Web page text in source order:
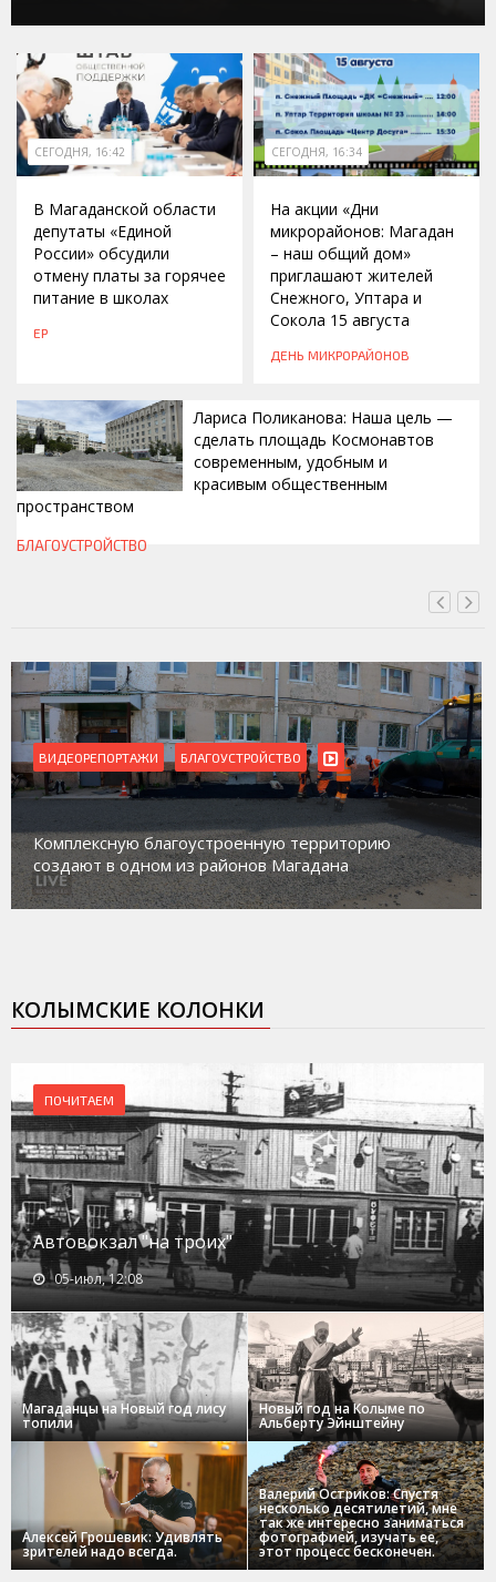
СЕГОДНЯ, 16:42
В Магаданской области
депутаты «Единой
России» обсудили
отмену платы за горячее
питание в школах
ЕР
СЕГОДНЯ, 16:34
На акции «Дни
микрорайонов: Магадан
– наш общий дом»
приглашают жителей
Снежного, Уптара и
Сокола 15 августа
ДЕНЬ МИКРОРАЙОНОВ
Лариса Поликанова: Наша цель —
сделать площадь Космонавтов
современным, удобным и
красивым общественным
пространством
БЛАГОУСТРОЙСТВО
ВИДЕОРЕПОРТАЖИ БЛАГОУСТРОЙСТВО
Комплексную благоустроенную территорию
создают в одном из районов Магадана
КОЛЫМСКИЕ КОЛОНКИ
ПОЧИТАЕМ
Автовокзал "на троих"
05-июл, 12:08
Магаданцы на Новый год лису
топили
Новый год на Колыме по
Альберту Эйнштейну
Алексей Грошевик: Удивлять
зрителей надо всегда.
Валерий Остриков: Спустя
несколько десятилетий, мне
так же интересно заниматься
фотографией, изучать ее,
этот процесс бесконечен.